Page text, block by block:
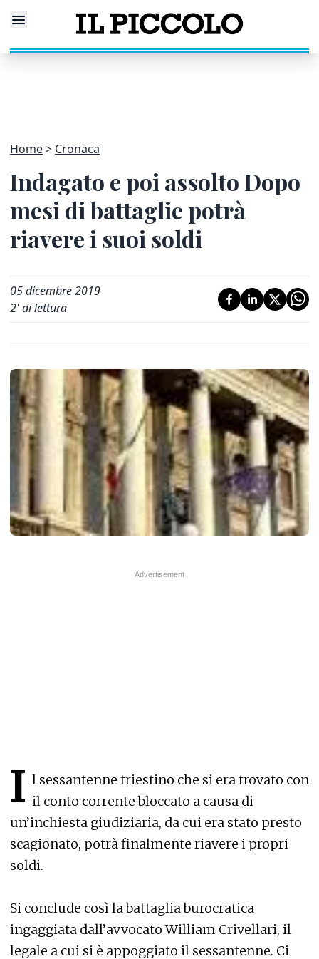
Home Cronaca
Indagato e poi assolto Dopo
mesi di battaglie potrà
riavere i suoi soldi
05 dicembre 2019
2' di lettura
I l sessantenne triestino che si era trovato con
il conto corrente bloccato a causa di
un’inchiesta giudiziaria, da cui era stato presto
scagionato, potrà finalmente riavere i propri
soldi.
Si conclude così la battaglia burocratica
ingaggiata dall’avvocato William Crivellari, il
legale a cui si è appoggiato il sessantenne. Ci